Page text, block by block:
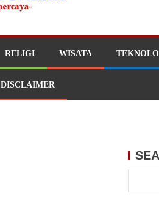
RELIGI WISATA
DISCLAIMER